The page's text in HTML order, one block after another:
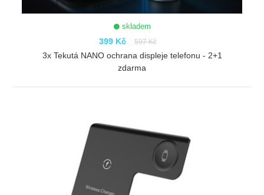
skladem
399 Kč 597 Kč
3x Tekutá NANO ochrana displeje telefonu - 2+1
zdarma